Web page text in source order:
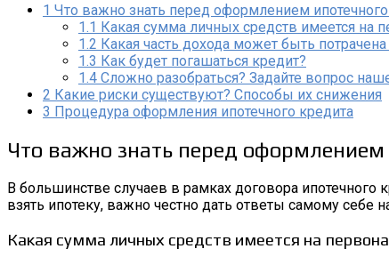
1 Что важно знать перед оформлением ипотечного
1.1 Какая сумма личных средств имеется на
1.2 Какая часть дохода может быть
1.3 Как будет погашаться кредит?
1.4 Сложно разобраться? Задайте вопрос
2 Какие риски существуют? Способы их снижения
3 Процедура оформления ипотечного кредита
Что важно знать перед оформлением
В большинстве случаев в рамках договора
взять ипотеку, важно честно дать ответы самому себе
Какая сумма личных средств имеется на